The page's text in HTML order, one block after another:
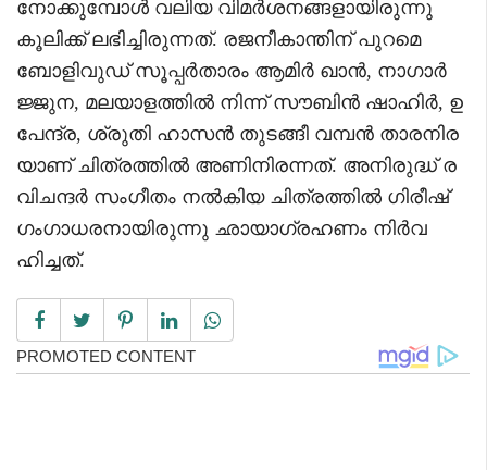
നോക്കുമ്പോൾ വലിയ വിമർശനങ്ങളായിരുന്നു
കൂലിക്ക് ലഭിച്ചിരുന്നത്. രജനീകാന്തിന് പുറമെ
ബോളിവുഡ് സൂപ്പർതാരം ആമിർ ഖാൻ, നാഗാർ
ജ്ജുന, മലയാളത്തിൽ നിന്ന് സൗബിൻ ഷാഹിർ, ഉ
പേന്ദ്ര, ശ്രുതി ഹാസൻ തുടങ്ങീ വമ്പൻ താരനിര
യാണ് ചിത്രത്തിൽ അണിനിരന്നത്. അനിരുദ്ധ് ര
വിചന്ദർ സംഗീതം നൽകിയ ചിത്രത്തിൽ ഗിരീഷ്
ഗംഗാധരനായിരുന്നു ഛായാഗ്രഹണം നിർവ
ഹിച്ചത്.